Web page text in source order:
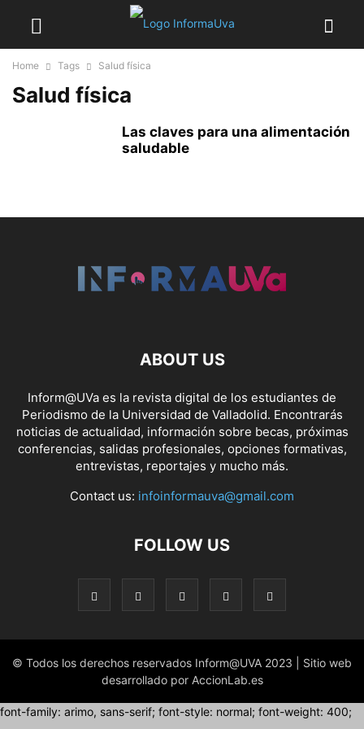
Home Tags Salud física
Salud física
Las claves para una alimentación
saludable
ABOUT US
Inform@UVa es la revista digital de los estudiantes de
Periodismo de la Universidad de Valladolid. Encontrarás
noticias de actualidad, información sobre becas, próximas
conferencias, salidas profesionales, opciones formativas,
entrevistas, reportajes y mucho más.
Contact us: infoinformauva@gmail.com
FOLLOW US
© Todos los derechos reservados Inform@UVA 2023 | Sitio web
desarrollado por AccionLab.es
font-family: arimo, sans-serif; font-style: normal; font-weight: 400;